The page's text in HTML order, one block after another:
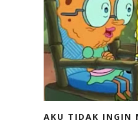
AKU TIDAK INGIN